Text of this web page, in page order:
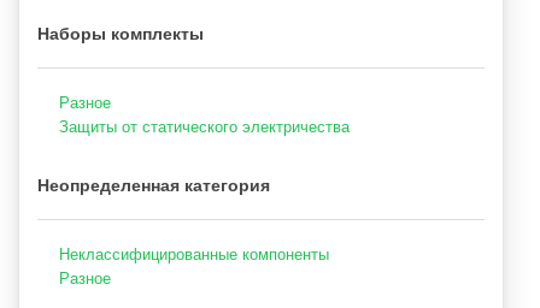
Наборы комплекты
Разное
Защиты от статического электричества
Неопределенная категория
Неклассифицированные компоненты
Разное